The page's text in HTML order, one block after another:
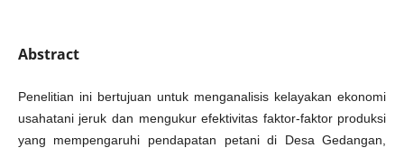
Abstract
Penelitian ini bertujuan untuk menganalisis kelayakan ekonomi
usahatani jeruk dan mengukur efektivitas faktor-faktor produksi
yang mempengaruhi pendapatan petani di Desa Gedangan,